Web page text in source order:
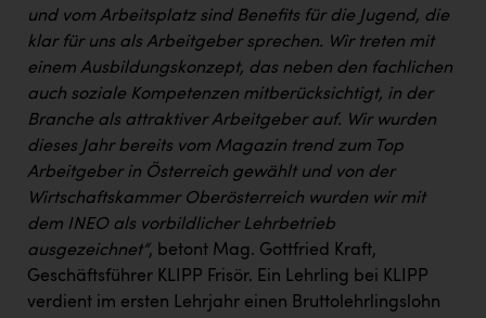
PEZ
PÜSPÖK
REMAX
RE/MAX Welcome
Resch&Frisch
RUBBLE MASTER
Ruderclub Wels
SCRI - Salzburg Cancer Research Institute
und vom Arbeitsplatz sind Benefits für die Jugend, die
klar für uns als Arbeitgeber sprechen. Wir treten mit
einem Ausbildungskonzept, das neben den fachlichen
auch soziale Kompetenzen mitberücksichtigt, in der
Branche als attraktiver Arbeitgeber auf. Wir wurden
dieses Jahr bereits vom Magazin trend zum Top
Arbeitgeber in Österreich gewählt und von der
Wirtschaftskammer Oberösterreich wurden wir mit
dem INEO als vorbildlicher Lehrbetrieb
ausgezeichnet“, betont Mag. Gottfried Kraft,
Geschäftsführer KLIPP Frisör. Ein Lehrling bei KLIPP
verdient im ersten Lehrjahr einen Bruttolehrlingslohn